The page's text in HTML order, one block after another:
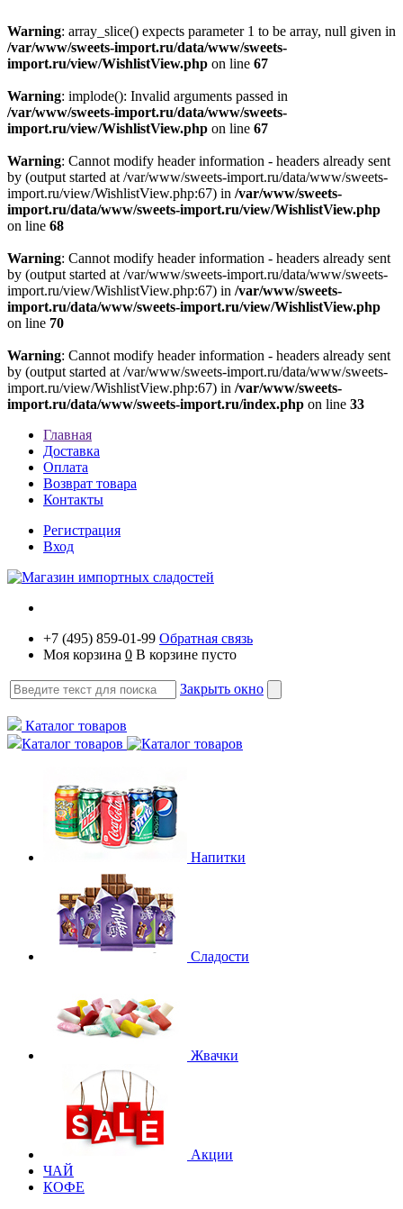
Warning: array_slice() expects parameter 1 to be array, null given in
/var/www/sweets-import.ru/data/www/sweets-
import.ru/view/WishlistView.php on line 67
Warning: implode(): Invalid arguments passed in
/var/www/sweets-import.ru/data/www/sweets-
import.ru/view/WishlistView.php on line 67
Warning: Cannot modify header information - headers already sent
by (output started at /var/www/sweets-import.ru/data/www/sweets-
import.ru/view/WishlistView.php:67) in /var/www/sweets-
import.ru/data/www/sweets-import.ru/view/WishlistView.php
on line 68
Warning: Cannot modify header information - headers already sent
by (output started at /var/www/sweets-import.ru/data/www/sweets-
import.ru/view/WishlistView.php:67) in /var/www/sweets-
import.ru/data/www/sweets-import.ru/view/WishlistView.php
on line 70
Warning: Cannot modify header information - headers already sent
by (output started at /var/www/sweets-import.ru/data/www/sweets-
import.ru/view/WishlistView.php:67) in /var/www/sweets-
import.ru/data/www/sweets-import.ru/index.php on line 33
Главная
Доставка
Оплата
Возврат товара
Контакты
Регистрация
Вход
+7 (495) 859-01-99 Обратная связь
Моя корзина 0 В корзине пусто
Закрыть окно
Каталог товаров
Каталог товаров
Напитки
Сладости
Жвачки
Акции
ЧАЙ
КОФЕ